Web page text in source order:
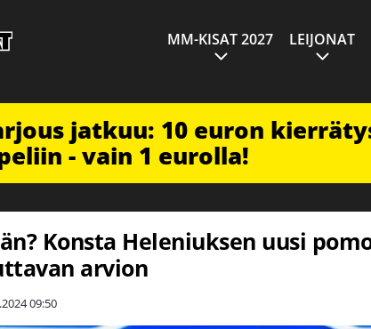
MM-KISAT 2027 LEIJONAT
jatkuu: 10 euron
- vain 1 eurolla!
Konsta Heleniuksen uusi
arvion
09:50